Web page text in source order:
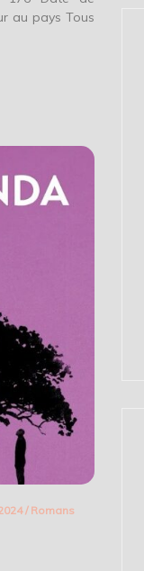
au pays Tous
/ Romans